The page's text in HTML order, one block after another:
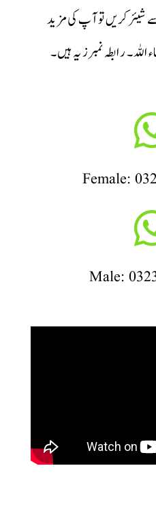
شیئر کریں تو آپ کی مزید
رابطہ نمبرز یہ ہیں۔
Female:
Male: